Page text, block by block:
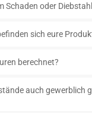
Schaden oder
sich eure
berechnet?
auch gewerblich